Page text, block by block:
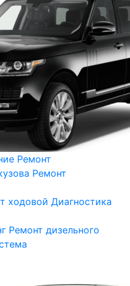
Ремонт
Ремонт
ходовой Диагностика
Ремонт дизельного